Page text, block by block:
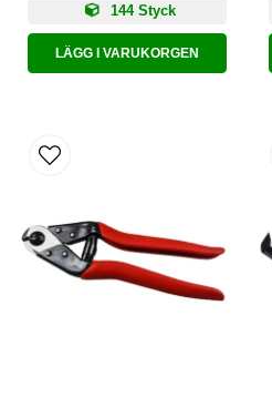
144 Styck
LÄGG I VARUKORGEN